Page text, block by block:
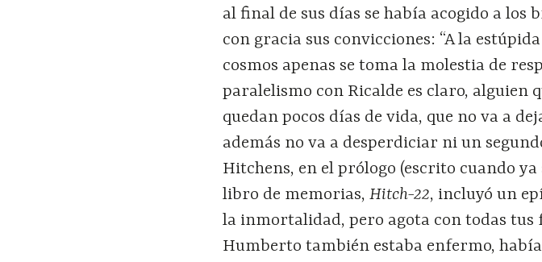
al final de sus días se había acogido a los
con gracia sus convicciones: “A la
cosmos apenas se toma la molestia de
paralelismo con Ricalde es claro, alguien
quedan pocos días de vida, que no va a
además no va a desperdiciar ni un
Hitchens, en el prólogo (escrito cuando
libro de memorias,Hitch-22, incluyó un
la inmortalidad, pero agota con todas tus
Humberto también estaba enfermo,